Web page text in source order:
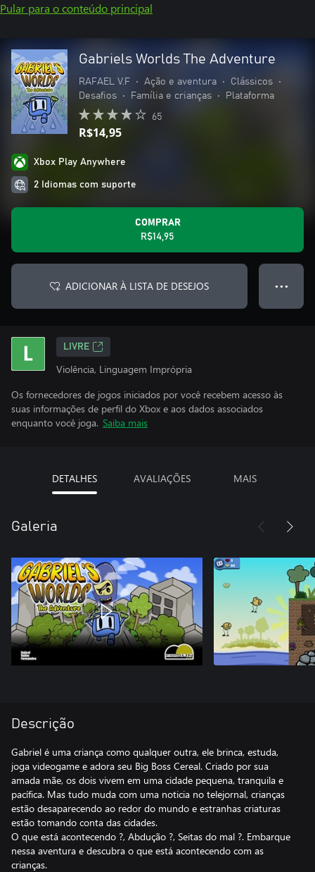
Pular para o conteúdo principal
Gabriels Worlds The Adventure
RAFAEL V.F • Ação e aventura • Clássicos
•
Desafios
• Família e crianças • Plataforma
65
R$14,95
Xbox Play Anywhere
2 Idiomas com suporte
COMPRAR
R$14,95
ADICIONAR À LISTA DE DESEJOS ● ● ●
LIVRE
Violência, Linguagem Imprópria
Os fornecedores de jogos iniciados por você recebem acesso às
suas informações de perfil do Xbox e aos dados associados
enquanto você joga. Saiba mais
DETALHES AVALIAÇÕES MAIS
Galeria
Descrição
Gabriel é uma criança como qualquer outra, ele brinca, estuda,
joga videogame e adora seu Big Boss Cereal. Criado por sua
amada mãe, os dois vivem em uma cidade pequena, tranquila e
pacífica. Mas tudo muda com uma noticia no telejornal, crianças
estão desaparecendo ao redor do mundo e estranhas criaturas
estão tomando conta das cidades.
O que está acontecendo ?, Abdução ?, Seitas do mal ?. Embarque
nessa aventura e descubra o que está acontecendo com as
crianças.